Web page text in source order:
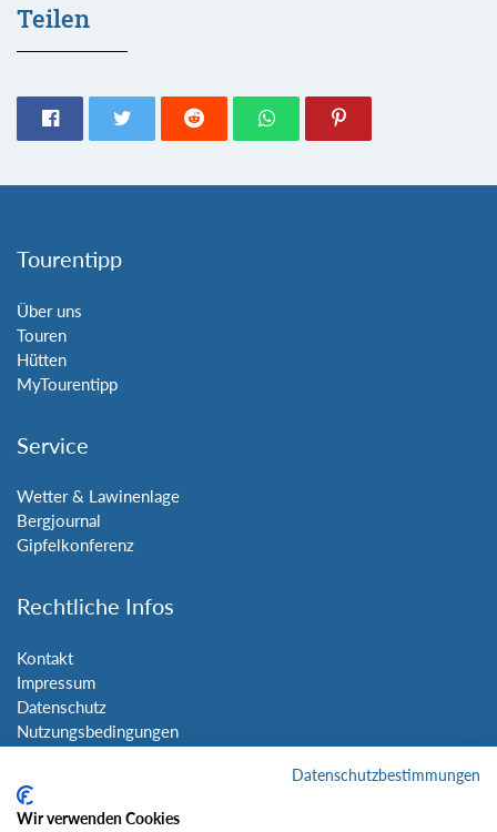
Teilen
Tourentipp
Über uns
Touren
Hütten
MyTourentipp
Service
Wetter & Lawinenlage
Bergjournal
Gipfelkonferenz
Rechtliche Infos
Kontakt
Impressum
Datenschutz
Nutzungsbedingungen
Social Media
Datenschutzbestimmungen
Wir verwenden Cookies